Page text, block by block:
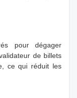
pour dégager
de billets
ce qui réduit les